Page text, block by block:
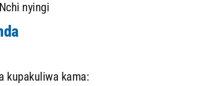
nyingi
kupakuliwa kama: